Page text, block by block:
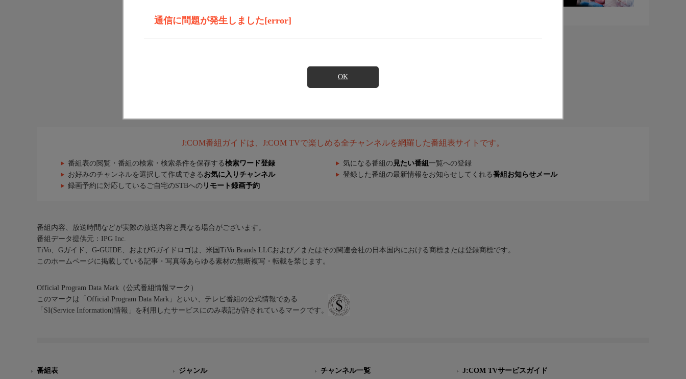
通信に問題が発生しました[error]
OK
J:COM番組ガイドは、J:COM TVで楽しめる全チャンネルを網羅した番組表サイトです。
番組表の閲覧・番組の検索・検索条件を保存する検索ワード登録 気になる番組の 見たい番組 一覧への登録
お好みのチャンネルを選択して作成できる お気に入りチャンネル 登録した番組の最新情報をお知らせしてくれる番組お知らせメール
録画予約に対応しているご自宅のSTBへの リモート録画予約
番組内容、放送時間などが実際の放送内容と異なる場合がございます。
番組データ提供元：IPG Inc.
TiVo、Gガイド、G-GUIDE、およびGガイドロゴは、米国TiVo Brands LLCおよび／またはその関連会社の日本国内における商標または登録商標です。
このホームページに掲載している記事・写真等あらゆる素材の無断複写・転載を禁じます。
Official Program Data Mark（公式番組情報マーク）
このマークは「Official Program Data Mark」といい、テレビ番組の公式情報である
「SI(Service Information)情報」を利用したサービスにのみ表記が許されているマークです。
番組表
ジャンル
チャンネル一覧
J:COM TVサービスガイド